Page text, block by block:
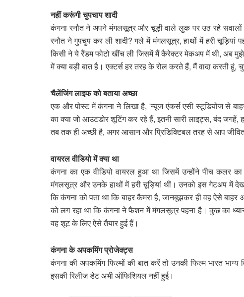
नहीं करूंगी चुपचाप शादी
कंगना रनौत ने अपने मंगलसूत्र और चूड़ी वाले लुक पर उठ रहे
रनौत ने गुपचुप कर ली शादी? गले में मंगलसूत्र, हाथों में हरी चूड़ियां
किसी ने ये रैंडम फोटो खींच ली जिसमें मैं कैरेक्टर मेकअप में थी, अब
में क्या बड़ी बात है। एक्टर्स हर तरह के रोल करते हैं, मैं वादा करती हूं,
चैलेंजिंग लाइफ को बताया अच्छा
एक और पोस्ट में कंगना ने लिखा है, 'न्यूज एंकर्स एसी स्टूडियोज से
का क्या जो आउटडोर शूटिंग कर रहे हैं, इतनी सारी लाइट्स, बंद जगहें,
तब तक ही अच्छी है, अगर आसान और प्रिडिक्टिबल तरह से आप
वायरल वीडियो में क्या था
कंगना का एक वीडियो वायरल हुआ था जिसमें उन्होंने पीच कलर
मंगलसूत्र और उनके हाथों में हरी चूड़ियां थीं। उनको इस गेटअप में
कि कंगना को पता था कि बाहर कैमरा है, जानबूझकर ही वह ऐसे
को लग रहा था कि कंगना ने फैशन में मंगलसूत्र पहना है। कुछ का
वह शूट के लिए ऐसे तैयार हुई हैं।
कंगना के अपकमिंग प्रोजेक्ट्स
कंगना की अपकमिंग फिल्मों की बात करें तो उनकी फिल्म भारत भाग्य
इसकी रिलीज डेट अभी ऑफिशियल नहीं हुई।